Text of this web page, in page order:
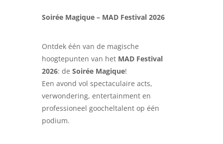
Soirée Magique – MAD Festival 2026
Ontdek één van de magische
hoogtepunten van het MAD Festival
2026: de Soirée Magique!
Een avond vol spectaculaire acts,
verwondering, entertainment en
professioneel goocheltalent op één
podium.